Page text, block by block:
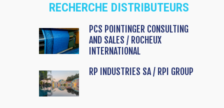
RECHERCHE DISTRIBUTEURS
PCS POINTINGER CONSULTING
AND SALES / ROCHEUX
INTERNATIONAL
RP INDUSTRIES SA / RPI GROUP